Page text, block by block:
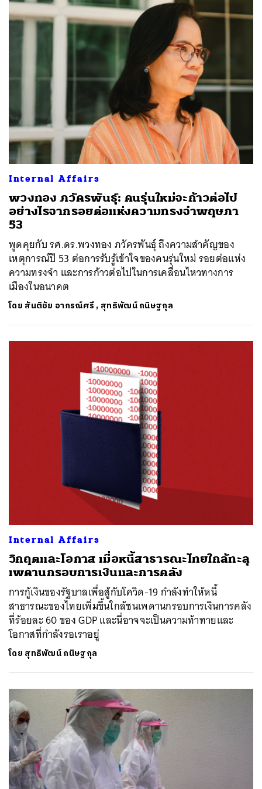
Internal Affairs
พวงทอง ภวัครพันธุ์: คนรุ่นใหม่จะก้าวต่อไป
อย่างไรจากรอยต่อแห่งความทรงจำพฤษภา
53
พูดคุยกับ รศ.ดร.พวงทอง ภวัครพันธุ์ ถึงความสำคัญของ
เหตุการณ์ปี 53 ต่อการรับรู้เข้าใจของคนรุ่นใหม่ รอยต่อแห่ง
ความทรงจำ และการก้าวต่อไปในการเคลื่อนไหวทางการ
เมืองในอนาคต
โดย สันติชัย อาภรณ์ศรี, สุทธิพัฒน์ กนิษฐกุล
Internal Affairs
วิกฤตและโอกาส เมื่อหนี้สาธารณะไทยใกล้ทะลุ
เพดานกรอบการเงินและการคลัง
การกู้เงินของรัฐบาลเพื่อสู้กับโควิด-19 กำลังทำให้หนี้
สาธารณะของไทยเพิ่มขึ้นใกล้ชนเพดานกรอบการเงินการคลัง
ที่ร้อยละ 60 ของ GDP และนี่อาจจะเป็นความท้าทายและ
โอกาสที่กำลังรอเราอยู่
โดย สุทธิพัฒน์ กนิษฐกุล